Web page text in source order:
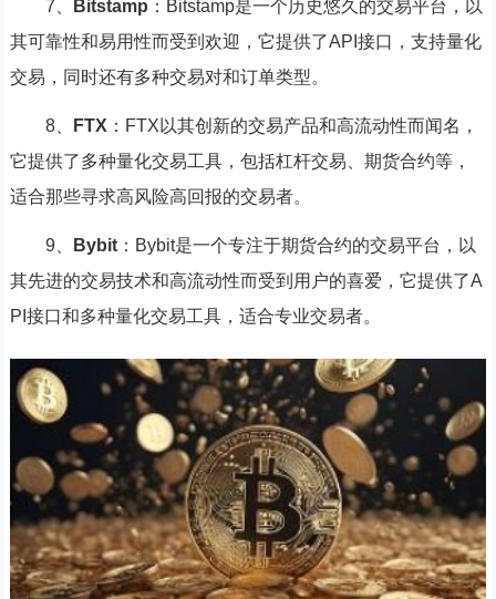
7、 Bitstamp ：Bitstamp是一个历史悠久的交易平台，以
其可靠性和易用性而受到欢迎，它提供了API接口，支持量化
交易，同时还有多种交易对和订单类型。
8、 FTX ：FTX以其创新的交易产品和高流动性而闻名，
它提供了多种量化交易工具，包括杠杆交易、期货合约等，
适合那些寻求高风险高回报的交易者。
9、 Bybit：Bybit是一个专注于期货合约的交易平台，以
其先进的交易技术和高流动性而受到用户的喜爱，它提供了A
PI接口和多种量化交易工具，适合专业交易者。